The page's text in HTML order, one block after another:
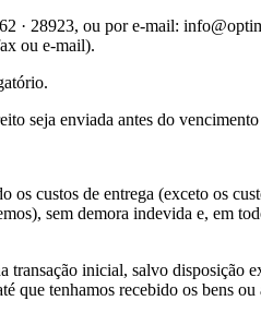
· 28923, ou por e-mail:
ou e-mail).
seja enviada antes do
custos de entrega (exceto os
sem demora indevida e, em
inicial, salvo disposição
que tenhamos recebido os bens